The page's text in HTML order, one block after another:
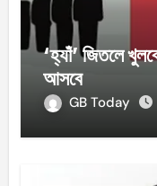
‘হ্যাঁ’ জিতলে
আসবে
GB Today